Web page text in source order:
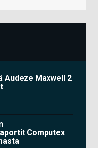
Audeze Maxwell 2
Computex